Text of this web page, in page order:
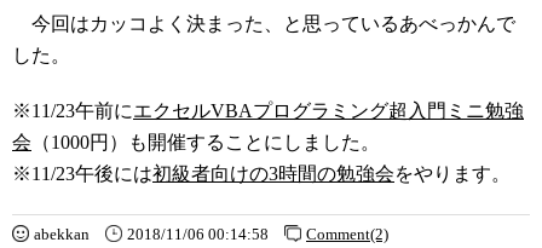
今回はカッコよく決まった、と思っているあべっかんで
した。
※11/23午前にエクセルVBAプログラミング超入門ミニ勉強
会 （1000円）も開催することにしました。
※11/23午後には初級者向けの3時間の勉強会をやります。
abekkan 2018/11/06 00:14:58 Comment(2)